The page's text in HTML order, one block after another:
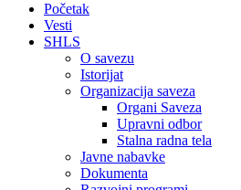
Početak
Vesti
SHLS
O savezu
Istorijat
Organizacija saveza
Organi Saveza
Upravni odbor
Stalna radna tela
Javne nabavke
Dokumenta